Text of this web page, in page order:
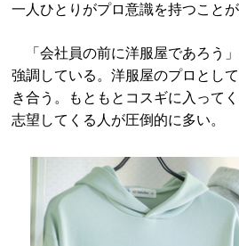
一人ひとりがプロ意識を持つことが
「会社員の前に洋服屋であろう
強調している。洋服屋のプロとし
き合う。もともとコスギに入って
志望してくる人が圧倒的に多い。